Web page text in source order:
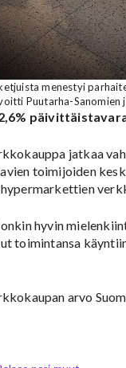
menestyi
Puutarha-
jatkaa
toimijoiden
hyvin
toimintansa
arvo